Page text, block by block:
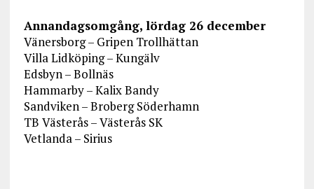
Annandagsomgång, lördag 26 december
Vänersborg – Gripen Trollhättan
Villa Lidköping – Kungälv
Edsbyn – Bollnäs
Hammarby – Kalix Bandy
Sandviken – Broberg Söderhamn
TB Västerås – Västerås SK
Vetlanda – Sirius